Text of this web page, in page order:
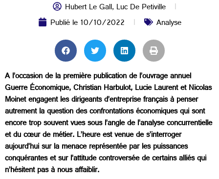
Hubert Le Gall,Luc De Petiville
Publié le10/10/2022 Analyse
A l’occasion de la première publication de l’ouvrage annuel
Guerre Économique, Christian Harbulot, Lucie Laurent et Nicolas
Moinet engagent les dirigeants d’entreprise français à penser
autrement la question des confrontations économiques qui sont
encore trop souvent vues sous l’angle de l’analyse concurrentielle
et du cœur de métier. L’heure est venue de s’interroger
aujourd’hui sur la menace représentée par les puissances
conquérantes et sur l’attitude controversée de certains alliés qui
n’hésitent pas à nous affaiblir.